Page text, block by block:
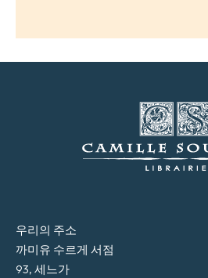
우리의 주소
까미유 수르게 서점
93, 세느가